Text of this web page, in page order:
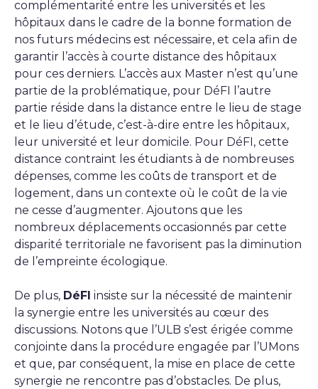
complémentarité entre les universités et les
hôpitaux dans le cadre de la bonne formation de
nos futurs médecins est nécessaire, et cela afin de
garantir l’accès à courte distance des hôpitaux
pour ces derniers. L’accès aux Master n’est qu’une
partie de la problématique, pour DéFI l’autre
partie réside dans la distance entre le lieu de stage
et le lieu d’étude, c’est-à-dire entre les hôpitaux,
leur université et leur domicile. Pour DéFI, cette
distance contraint les étudiants à de nombreuses
dépenses, comme les coûts de transport et de
logement, dans un contexte où le coût de la vie
ne cesse d’augmenter. Ajoutons que les
nombreux déplacements occasionnés par cette
disparité territoriale ne favorisent pas la diminution
de l’empreinte écologique.
De plus, DéFI insiste sur la nécessité de maintenir
la synergie entre les universités au cœur des
discussions. Notons que l’ULB s’est érigée comme
conjointe dans la procédure engagée par l’UMons
et que, par conséquent, la mise en place de cette
synergie ne rencontre pas d’obstacles. De plus,